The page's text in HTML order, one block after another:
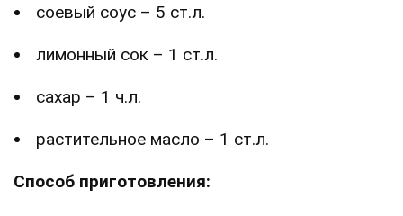
соевый соус – 5 ст.л.
лимонный сок – 1 ст.л.
сахар – 1 ч.л.
растительное масло – 1 ст.л.
Способ приготовления: